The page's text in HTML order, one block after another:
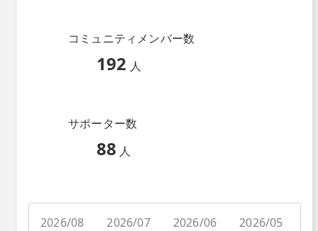
コミュニティメンバー数
192 人
サポーター数
88 人
2026/08 2026/07 2026/06 2026/05